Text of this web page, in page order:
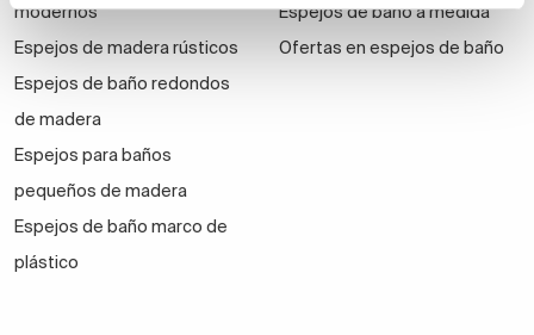
modernos
Espejos de madera rústicos
Espejos de baño redondos
de madera
Espejos para baños
pequeños de madera
Espejos de baño marco de
plástico
Espejos de baño a medida
Ofertas en espejos de baño